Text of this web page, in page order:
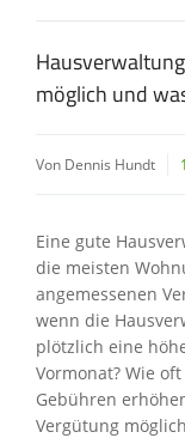
möglich und
Von Dennis Hundt
Eine gute
die meisten
angemessenen
wenn die
plötzlich eine
Vormonat? Wie
Gebühren
Vergütung